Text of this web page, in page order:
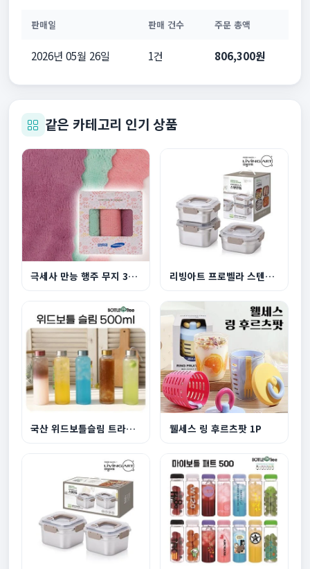
판매일 판매 건수 주문 총액
2026년 05월 26일 1건 806,300원
같은 카테고리 인기 상품
극세사 만능 행주 무지 3P 세트 리빙아트 프로벨라 스텐찬통 3종세트
국산 위드보틀슬림 트라이탄 500ml 웰세스 링 후르츠팟 1P